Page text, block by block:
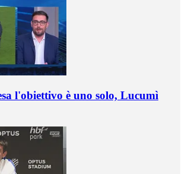
l'obiettivo è uno solo, Lucumì